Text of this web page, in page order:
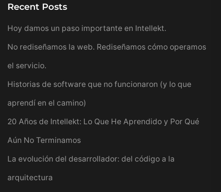
Recent Posts
Hoy damos un paso importante en Intellekt.
No rediseñamos la web. Rediseñamos cómo operamos
el servicio.
Historias de software que no funcionaron (y lo que
aprendí en el camino)
20 Años de Intellekt: Lo Que He Aprendido y Por Qué
Aún No Terminamos
La evolución del desarrollador: del código a la
arquitectura